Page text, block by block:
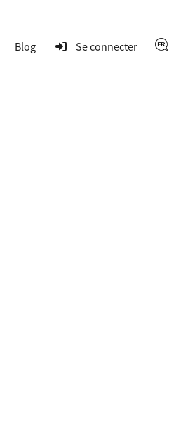
Blog Se connecter